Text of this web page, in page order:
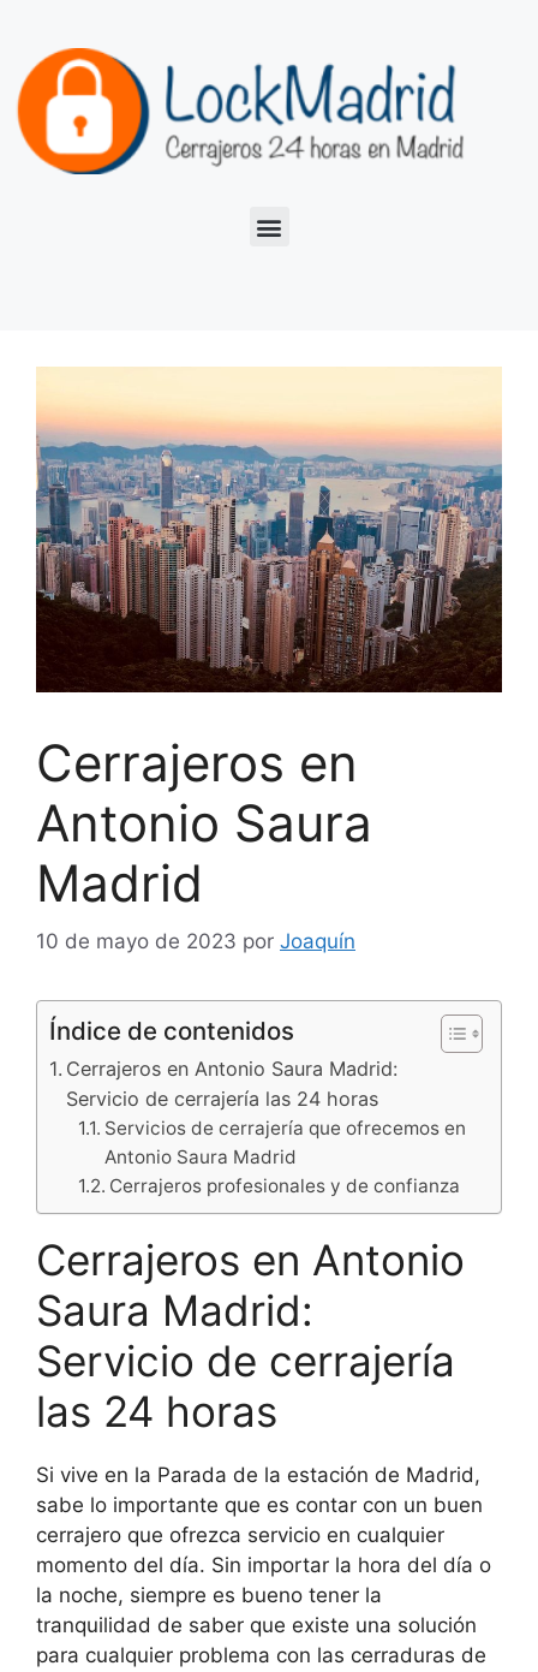
Cerrajeros en
Antonio Saura
Madrid
10 de mayo de 2023 por Joaquín
Índice de contenidos
Cerrajeros en Antonio Saura Madrid:
Servicio de cerrajería las 24 horas
Servicios de cerrajería que ofrecemos en
Antonio Saura Madrid
Cerrajeros profesionales y de confianza
Cerrajeros en Antonio
Saura Madrid:
Servicio de cerrajería
las 24 horas
Si vive en la Parada de la estación de Madrid,
sabe lo importante que es contar con un buen
cerrajero que ofrezca servicio en cualquier
momento del día. Sin importar la hora del día o
la noche, siempre es bueno tener la
tranquilidad de saber que existe una solución
para cualquier problema con las cerraduras de